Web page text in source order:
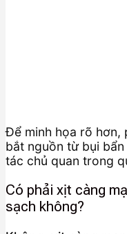
Để minh họa rõ hơn,
bắt nguồn từ bụi
tác chủ quan trong
Có phải xịt càng
sạch không?